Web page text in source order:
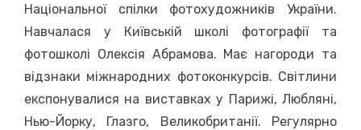
Національної спілки фотохудожників України.
Навчалася у Київській школі фотографії та
фотошколі Олексія Абрамова. Має нагороди та
відзнаки міжнародних фотоконкурсів. Світлини
експонувалися на виставках у Парижі, Любляні,
Нью-Йорку, Глазго, Великобританії. Регулярно